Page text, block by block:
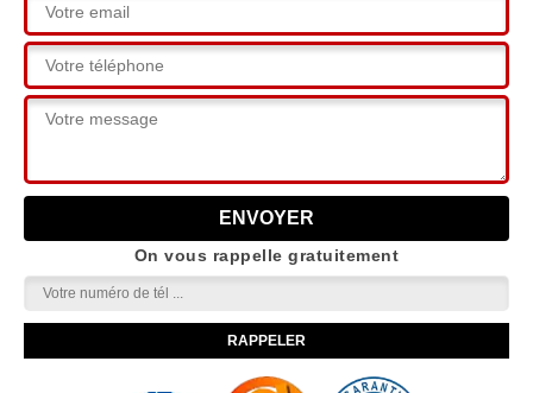
On vous rappelle gratuitement